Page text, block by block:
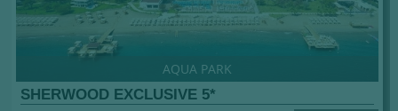
AQUA PARK
SHERWOOD EXCLUSIVE 5*